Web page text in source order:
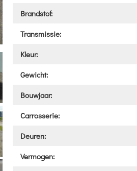
Brandstof:
Transmissie:
Kleur:
Gewicht:
Bouwjaar:
Carrosserie:
Deuren:
Vermogen: